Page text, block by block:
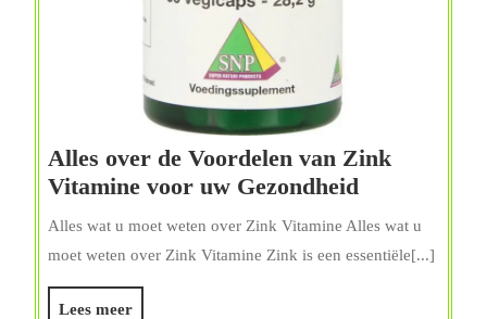
Alles over de Voordelen van Zink
Vitamine voor uw Gezondheid
Voordelen
Alles wat u moet weten over Zink Vitamine Alles wat u
moet weten over Zink Vitamine Zink is een essentiële[...]
Lees meerLees